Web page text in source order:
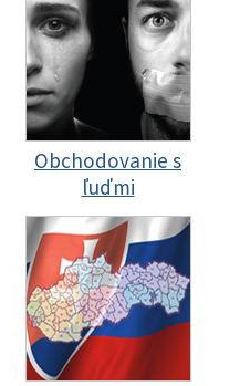
Obchodovanie s
ľuďmi